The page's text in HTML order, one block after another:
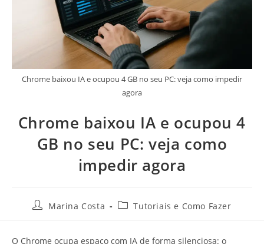
Chrome baixou IA e ocupou 4 GB no seu PC: veja como impedir
agora
Chrome baixou IA e ocupou 4
GB no seu PC: veja como
impedir agora
Marina Costa Tutoriais e Como Fazer
O Chrome ocupa espaço com IA de forma silenciosa: o